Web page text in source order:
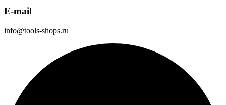
E-mail
info@tools-shops.ru